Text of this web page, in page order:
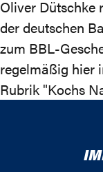
Oliver Dütschke
der deutschen
zum BBL-
regelmäßig hier
Rubrik "Kochs